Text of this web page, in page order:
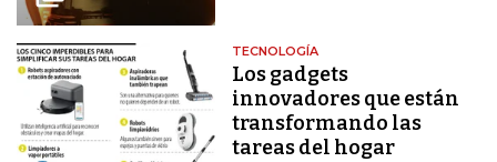
TECNOLOGÍA
Los gadgets
innovadores que están
transformando las
tareas del hogar